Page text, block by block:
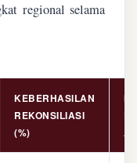
regional selama
KEBERHASILAN
REKONSILIASI
(%)